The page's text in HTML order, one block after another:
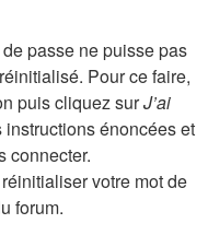
passe ne puisse pas
Pour ce faire,
puis cliquez surJ’ai
instructions énoncées et
connecter.
votre mot de
forum.